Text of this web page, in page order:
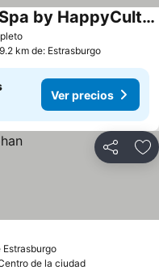
Ver precios
Hôtel Diana Restaurant & Spa by HappyCulture
km de: Estrasburgo
Ver precios
Compartir
Ver precios
de la ciudad